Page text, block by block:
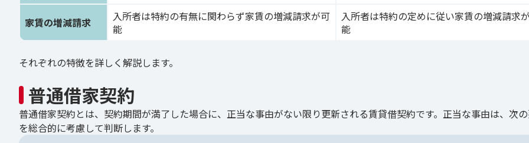
家賃の増減請求
入所者は特約の有無に関わらず家賃の増減請求が可
能
入所者は特約の定めに従い家賃の増減請求
能
それぞれの特徴を詳しく解説します。
普通借家契約
普通借家契約とは、契約期間が満了した場合に、正当な事由がない限り更新される賃貸借契約です。正当な事由は、次
を総合的に考慮して判断します。